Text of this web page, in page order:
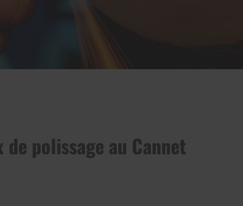
de polissage au Cannet